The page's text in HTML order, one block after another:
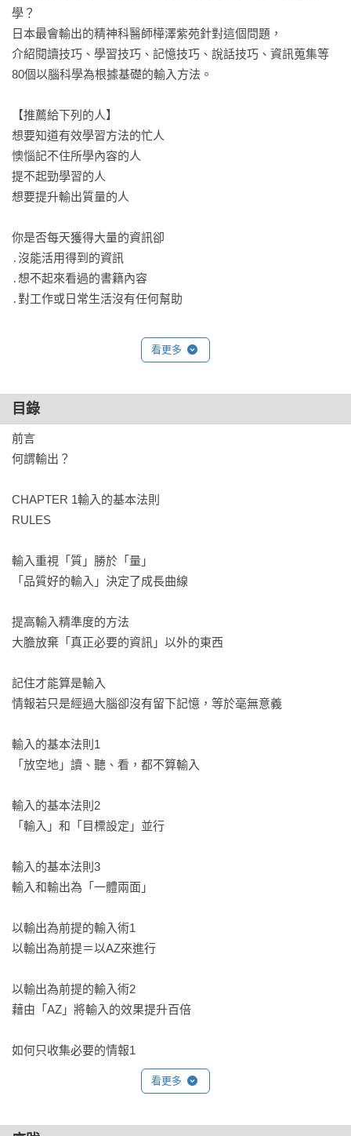
學？
日本最會輸出的精神科醫師樺澤紫苑針對這個問題，
介紹閱讀技巧、學習技巧、記憶技巧、說話技巧、資訊蒐集等
80個以腦科學為根據基礎的輸入方法。
【推薦給下列的人】
想要知道有效學習方法的忙人
懊惱記不住所學內容的人
提不起勁學習的人
想要提升輸出質量的人
你是否每天獲得大量的資訊卻
․沒能活用得到的資訊
․想不起來看過的書籍內容
․對工作或日常生活沒有任何幫助
身為「日本最會輸出的精神科醫師」，
樺澤紫苑透過本書全方位介紹「最短時間得到最大效率的輸入
․以輸出為前提的輸入可活化大腦
․瞭解書的內容架構，有效率地閱讀
․醞釀靈感的「備忘整理術」
․建立只有傳送「自己必要的情報」的機制
看更多
目錄
前言
何謂輸出？
CHAPTER 1輸入的基本法則
RULES
輸入重視「質」勝於「量」
「品質好的輸入」決定了成長曲線
提高輸入精準度的方法
大膽放棄「真正必要的資訊」以外的東西
記住才能算是輸入
情報若只是經過大腦卻沒有留下記憶，等於毫無意義
輸入的基本法則1
「放空地」讀、聽、看，都不算輸入
輸入的基本法則2
「輸入」和「目標設定」並行
輸入的基本法則3
輸入和輸出為「一體兩面」
以輸出為前提的輸入術1
以輸出為前提＝以AZ來進行
以輸出為前提的輸入術2
藉由「AZ」將輸入的效果提升百倍
如何只收集必要的情報1
讓大腦自動分辨對自己真正重要的情報
透過「自問自答」和「AZ」培養良好的靈敏度
看更多